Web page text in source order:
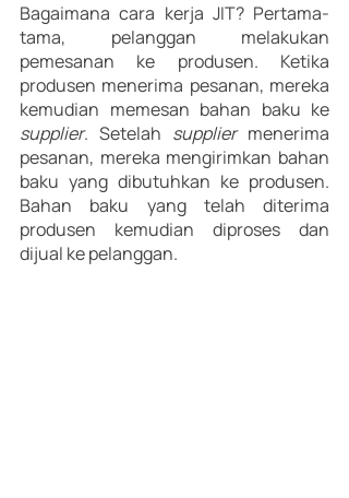
Bagaimana cara kerja JIT? Pertama-
tama, pelanggan melakukan
pemesanan ke produsen. Ketika
produsen menerima pesanan, mereka
supplier. Setelah supplier menerima
pesanan, mereka mengirimkan bahan
baku yang dibutuhkan ke produsen.
Bahan baku yang telah diterima
produsen kemudian diproses dan
dijual ke pelanggan.